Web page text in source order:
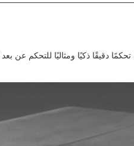
دقيقًا ذكيًا ومثاليًا للتحكم عن